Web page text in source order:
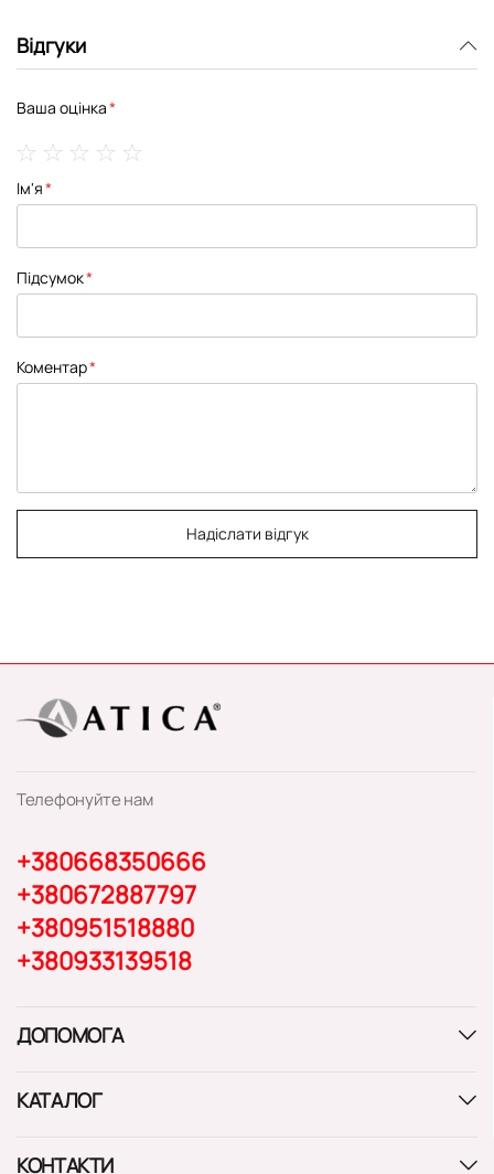
Відгуки
Ваша оцінка
star
stars
stars
stars
stars
Ім'я
Підсумок
Коментар
Надіслати відгук
Телефонуйте нам
+380668350666
+380672887797
+380951518880
+380933139518
ДОПОМОГА
КАТАЛОГ
КОНТАКТИ